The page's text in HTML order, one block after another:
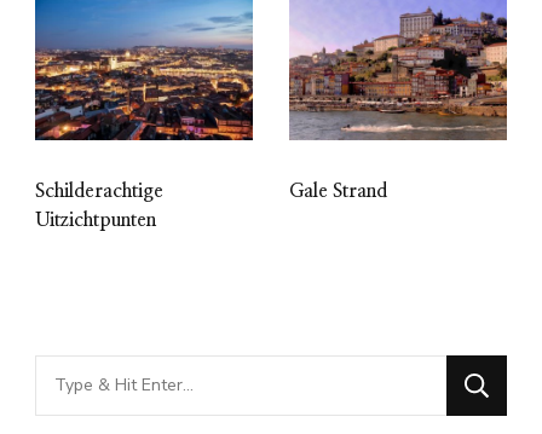
Schilderachtige
Uitzichtpunten
Gale Strand
Looking
for